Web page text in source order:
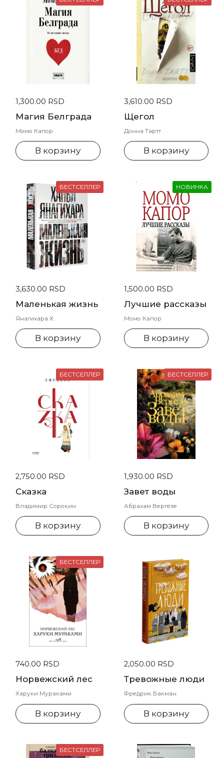
Стандартная цена
1,300.00 RSD
Магия Белграда
Момо Капор
В корзину
Стандартная цена
3,610.00 RSD
Щегол
Донна Тартт
В корзину
Стандартная цена
3,630.00 RSD
Маленькая жизнь
Янагихара Х.
В корзину
БЕСТСЕЛЛЕР
Стандартная цена
1,500.00 RSD
Лучшие рассказы
Момо Капор
В корзину
НОВИНКА
Стандартная цена
2,750.00 RSD
Сказка
Владимир Сорокин
В корзину
БЕСТСЕЛЛЕР
Стандартная цена
1,930.00 RSD
Завет воды
Абрахам Вергезе
В корзину
БЕСТСЕЛЛЕР
Стандартная цена
740.00 RSD
Норвежский лес
Харуки Мураками
В корзину
БЕСТСЕЛЛЕР
Стандартная цена
2,050.00 RSD
Тревожные люди
Фредрик Бакман
В корзину
БЕСТСЕЛЛЕР